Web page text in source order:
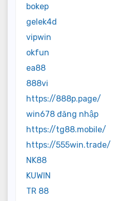
bokep
gelek4d
vipwin
okfun
ea88
888vi
https://888p.page/
win678 đăng nhập
https://tg88.mobile/
https://555win.trade/
NK88
KUWIN
TR 88